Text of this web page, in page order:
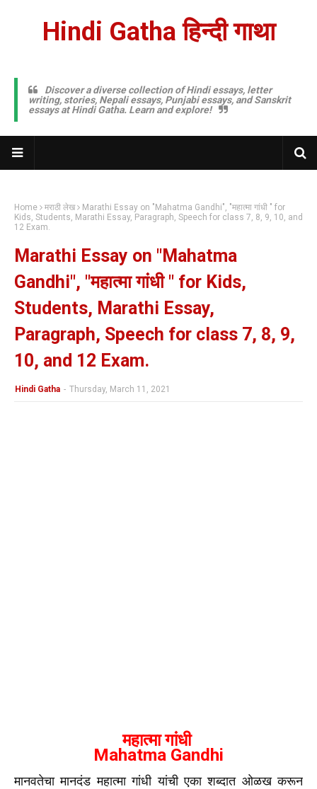
Hindi Gatha हिन्दी गाथा
Discover a diverse collection of Hindi essays, letter
writing, stories, Nepali essays, Punjabi essays, and Sanskrit
essays at Hindi Gatha. Learn and explore!
Home मराठी लेख
Marathi Essay on "Mahatma Gandhi", "महात्मा गांधी " for
Kids, Students, Marathi Essay, Paragraph, Speech for class 7, 8, 9, 10, and
12 Exam.
Marathi Essay on "Mahatma
Gandhi", "महात्मा गांधी " for Kids,
Students, Marathi Essay,
Paragraph, Speech for class 7, 8, 9,
10, and 12 Exam.
Hindi Gatha - Thursday, March 11, 2021
महात्मा गांधी
Mahatma Gandhi
मानवतेचा मानदंड महात्मा गांधी यांची एका शब्दात ओळख करून